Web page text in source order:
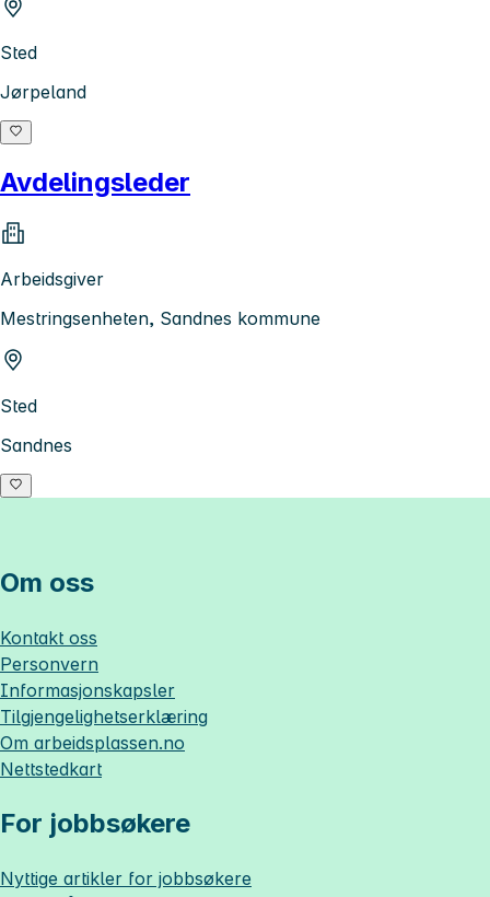
Sted
Jørpeland
Avdelingsleder
Arbeidsgiver
Mestringsenheten, Sandnes kommune
Sted
Sandnes
Om oss
Kontakt oss
Personvern
Informasjonskapsler
Tilgjengelighetserklæring
Om arbeidsplassen.no
Nettstedkart
For jobbsøkere
Nyttige artikler for jobbsøkere